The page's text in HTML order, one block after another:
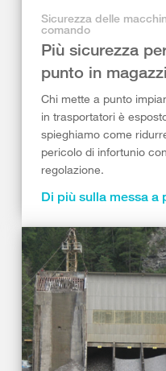
Sicurezza delle
comando
Più sicurezza
punto in
Chi mette a punto
in trasportatori è
spieghiamo come
pericolo di infortunio
regolazione.
Di più sulla messa a